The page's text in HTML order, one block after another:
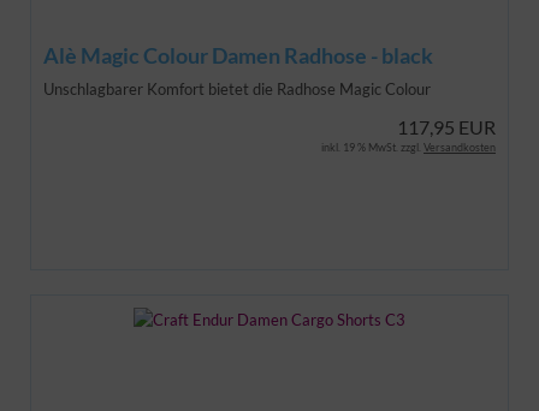
Alè Magic Colour Damen Radhose - black
Unschlagbarer Komfort bietet die Radhose Magic Colour
117,95 EUR
inkl. 19 % MwSt. zzgl. Versandkosten